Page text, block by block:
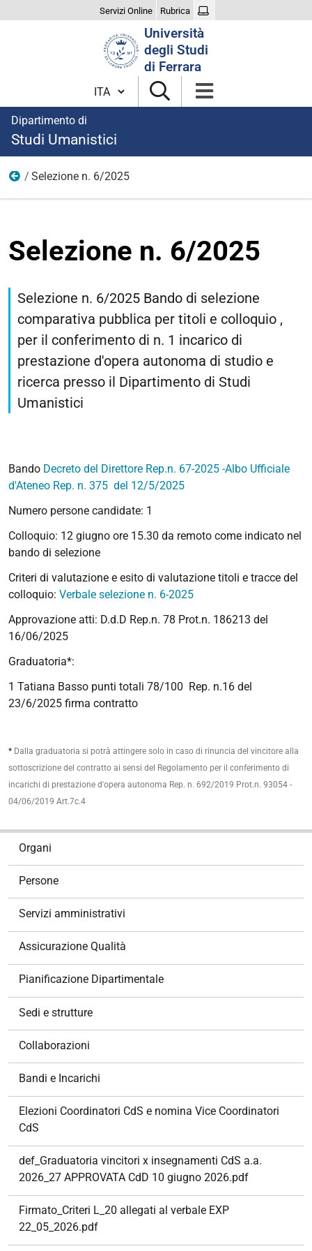
Servizi Online Rubrica
Università
degli Studi
di Ferrara
Cambia lingua
Dipartimento di
Studi Umanistici
Bandi di concorso per la ricerca
Selezione n. 6/2025
Selezione n. 6/2025
Selezione n. 6/2025 Bando di selezione
comparativa pubblica per titoli e colloquio ,
per il conferimento di n. 1 incarico di
prestazione d'opera autonoma di studio e
ricerca presso il Dipartimento di Studi
Umanistici
Bando Decreto del Direttore Rep.n. 67-2025 -Albo Ufficiale
d'Ateneo Rep. n. 375 del 12/5/2025
Numero persone candidate: 1
Colloquio: 12 giugno ore 15.30 da remoto come indicato nel
bando di selezione
Criteri di valutazione e esito di valutazione titoli e tracce del
colloquio: Verbale selezione n. 6-2025
Approvazione atti: D.d.D Rep.n. 78 Prot.n. 186213 del
16/06/2025
Graduatoria*:
1 Tatiana Basso punti totali 78/100 Rep. n.16 del
23/6/2025 firma contratto
* Dalla graduatoria si potrà attingere solo in caso di rinuncia del vincitore alla
sottoscrizione del contratto ai sensi del Regolamento per il conferimento di
incarichi di prestazione d'opera autonoma Rep. n. 692/2019 Prot.n. 93054 -
04/06/2019 Art.7c.4
Organi
Persone
Servizi amministrativi
Assicurazione Qualità
Pianificazione Dipartimentale
Sedi e strutture
Collaborazioni
Bandi e Incarichi
Elezioni Coordinatori CdS e nomina Vice Coordinatori
CdS
def_Graduatoria vincitori x insegnamenti CdS a.a.
2026_27 APPROVATA CdD 10 giugno 2026.pdf
Firmato_Criteri L_20 allegati al verbale EXP
22_05_2026.pdf